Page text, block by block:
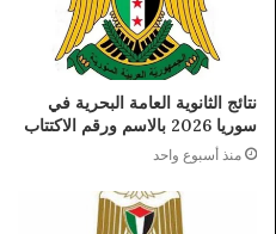
نتائج الثانوية العامة البحرية في
سوريا 2026 بالاسم ورقم الاكتتاب
منذ أسبوع واحد